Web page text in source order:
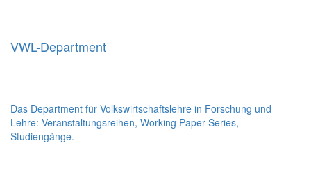
VWL-Department
Das Department für Volkswirtschaftslehre in Forschung und
Lehre: Veranstaltungsreihen, Working Paper Series,
Studiengänge.